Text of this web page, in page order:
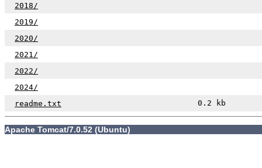
2018/
2019/
2020/
2021/
2022/
2024/
readme.txt
0.2 kb
Apache Tomcat/7.0.52 (Ubuntu)